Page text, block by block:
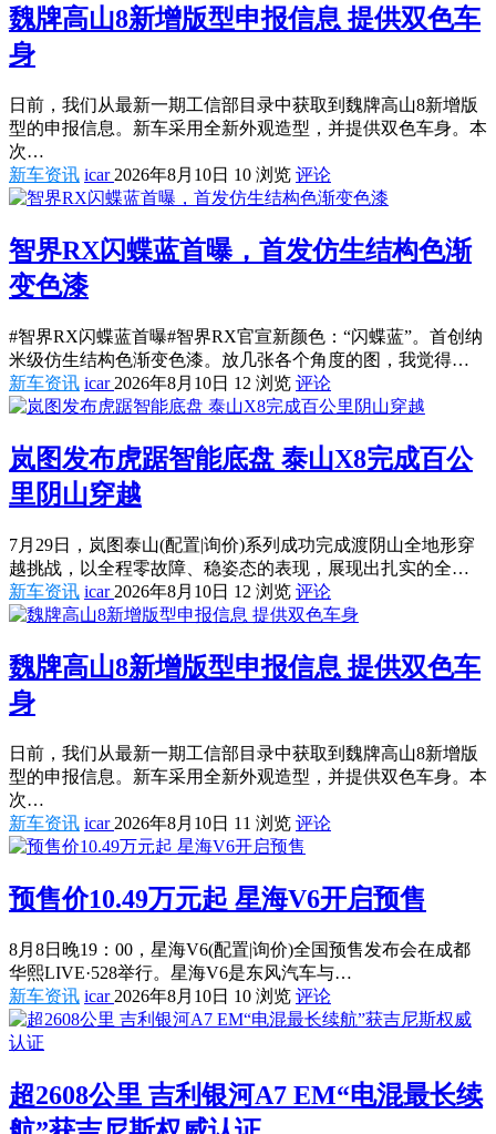
魏牌高山8新增版型申报信息 提供双色车
身
日前，我们从最新一期工信部目录中获取到魏牌高山8新增版
型的申报信息。新车采用全新外观造型，并提供双色车身。本
次…
新车资讯 icar 2026年8月10日 10 浏览 评论
智界RX闪蝶蓝首曝，首发仿生结构色渐
变色漆
#智界RX闪蝶蓝首曝#智界RX官宣新颜色：“闪蝶蓝”。首创纳
米级仿生结构色渐变色漆。放几张各个角度的图，我觉得…
新车资讯 icar 2026年8月10日 12 浏览 评论
岚图发布虎踞智能底盘 泰山X8完成百公
里阴山穿越
7月29日，岚图泰山(配置|询价)系列成功完成渡阴山全地形穿
越挑战，以全程零故障、稳姿态的表现，展现出扎实的全…
新车资讯 icar 2026年8月10日 12 浏览 评论
魏牌高山8新增版型申报信息 提供双色车
身
日前，我们从最新一期工信部目录中获取到魏牌高山8新增版
型的申报信息。新车采用全新外观造型，并提供双色车身。本
次…
新车资讯 icar 2026年8月10日 11 浏览 评论
预售价10.49万元起 星海V6开启预售
8月8日晚19：00，星海V6(配置|询价)全国预售发布会在成都
华熙LIVE·528举行。星海V6是东风汽车与…
新车资讯 icar 2026年8月10日 10 浏览 评论
超2608公里 吉利银河A7 EM“电混最长续